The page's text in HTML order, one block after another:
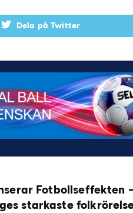
Dela på Twitter
Fotbollseffekten
starkaste